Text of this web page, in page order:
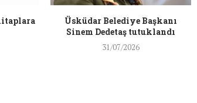
Üsküdar Belediye Başkanı
Sinem Dedetaş tutuklandı
31/07/2026